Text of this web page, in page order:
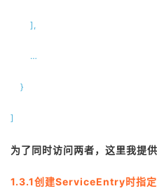
],
…
}
]
为了同时访问两者，这里我提供
1.3.1创建ServiceEntry时指